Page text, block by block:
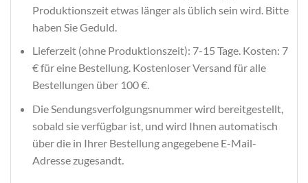
Produktionszeit etwas länger als üblich sein wird. Bitte
haben Sie Geduld.
Lieferzeit (ohne Produktionszeit): 7-15 Tage. Kosten: 7
€ für eine Bestellung. Kostenloser Versand für alle
Bestellungen über 100 €.
Die Sendungsverfolgungsnummer wird bereitgestellt,
sobald sie verfügbar ist, und wird Ihnen automatisch
über die in Ihrer Bestellung angegebene E-Mail-
Adresse zugesandt.